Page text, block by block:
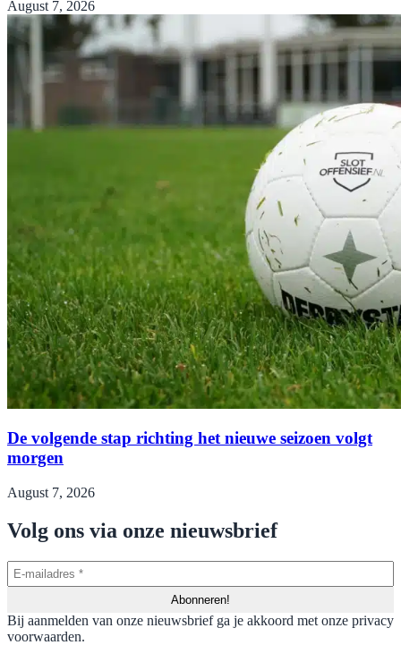
August 7, 2026
De volgende stap richting het nieuwe seizoen volgt
morgen
August 7, 2026
Volg ons via onze nieuwsbrief
Bij aanmelden van onze nieuwsbrief ga je akkoord met onze privacy
voorwaarden.